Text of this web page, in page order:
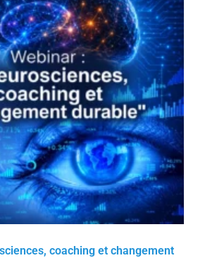
coaching et changement